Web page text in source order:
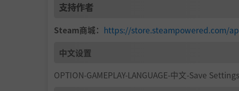
支持作者
Steam商城： https://store.steampowered.com/
中文设置
OPTION-GAMEPLAY-LANGUAGE-中文-Save Settings